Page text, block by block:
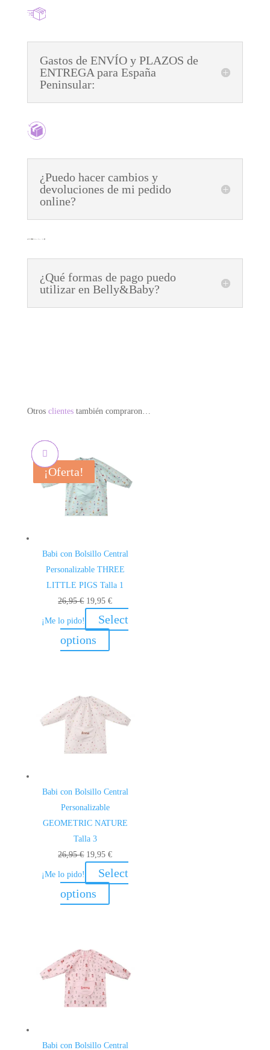
Gastos de ENVÍO y PLAZOS de
ENTREGA para España
Peninsular:
¿Puedo hacer cambios y
devoluciones de mi pedido
online?
¿Qué formas de pago puedo
utilizar en Belly&Baby?
Otros clientestambién compraron…
¡Oferta!
Babi con Bolsillo Central
Personalizable THREE
LITTLE PIGS Talla 1
26,95€ El
precio
original
19,95€El
precio
actual
¡Me lo pido!
Select
options
¡Oferta!
Babi con Bolsillo Central
Personalizable
GEOMETRIC NATURE
Talla 3
26,95€ El
precio
original
19,95€El
precio
actual
¡Me lo pido!
Select
options
¡Oferta!
Babi con Bolsillo Central
¡Oferta!